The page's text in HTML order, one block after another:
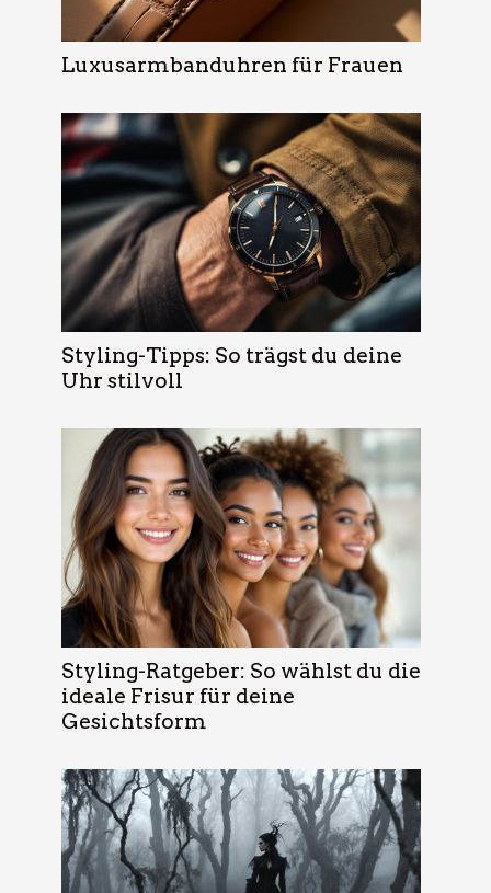
Luxusarmbanduhren für Frauen
Styling-Tipps: So trägst du deine
Uhr stilvoll
Styling-Ratgeber: So wählst du die
ideale Frisur für deine
Gesichtsform